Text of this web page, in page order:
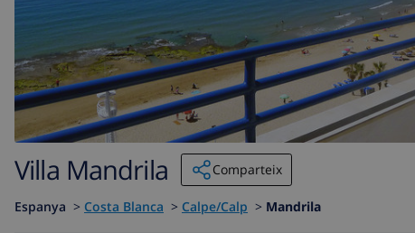
Villa Mandrila Comparteix
Espanya > Costa Blanca > Calpe/Calp > Mandrila